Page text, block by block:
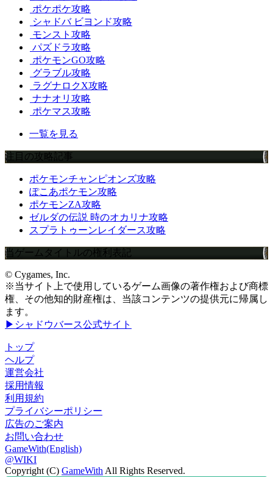
ポケポケ攻略
シャドバ ビヨンド攻略
モンスト攻略
パズドラ攻略
ポケモンGO攻略
グラブル攻略
ラグナロクX攻略
ナナオリ攻略
ポケマス攻略
一覧を見る
注目の攻略記事
ポケモンチャンピオンズ攻略
ぽこあポケモン攻略
ポケモンZA攻略
ゼルダの伝説 時のオカリナ攻略
スプラトゥーンレイダース攻略
当ゲームタイトルの権利表記
© Cygames, Inc.
※当サイト上で使用しているゲーム画像の著作権および商標
権、その他知的財産権は、当該コンテンツの提供元に帰属し
ます。
▶シャドウバース公式サイト
トップ
ヘルプ
運営会社
採用情報
利用規約
プライバシーポリシー
広告のご案内
お問い合わせ
GameWith(English)
@WIKI
Copyright (C) GameWith All Rights Reserved.